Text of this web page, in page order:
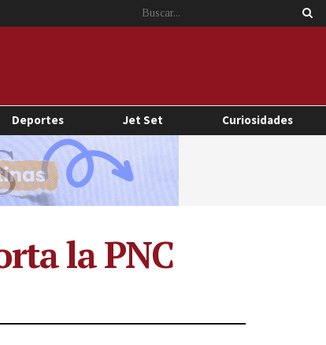
Deportes Jet Set Curiosidades
la PNC